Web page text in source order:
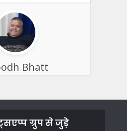
Bhatt
ग्रुप से जुड़े